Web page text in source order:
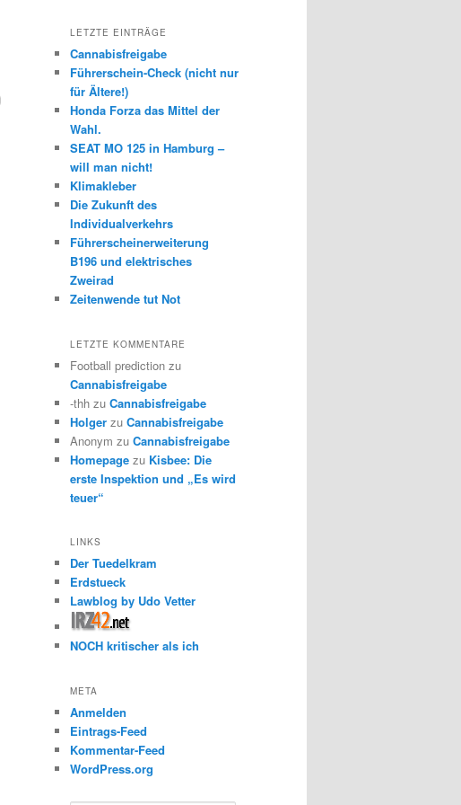
LETZTE EINTRÄGE
Cannabisfreigabe
Führerschein-Check (nicht nur
für Ältere!)
Honda Forza das Mittel der
Wahl.
SEAT MO 125 in Hamburg –
will man nicht!
Klimakleber
Die Zukunft des
Individualverkehrs
Führerscheinerweiterung
B196 und elektrisches
Zweirad
Zeitenwende tut Not
LETZTE KOMMENTARE
Football prediction zu
Cannabisfreigabe
-thh zu Cannabisfreigabe
Holger zu Cannabisfreigabe
Anonym zu Cannabisfreigabe
Homepage zu Kisbee: Die
erste Inspektion und „Es wird
teuer“
LINKS
Der Tuedelkram
Erdstueck
Lawblog by Udo Vetter
NOCH kritischer als ich
META
Anmelden
Eintrags-Feed
Kommentar-Feed
WordPress.org